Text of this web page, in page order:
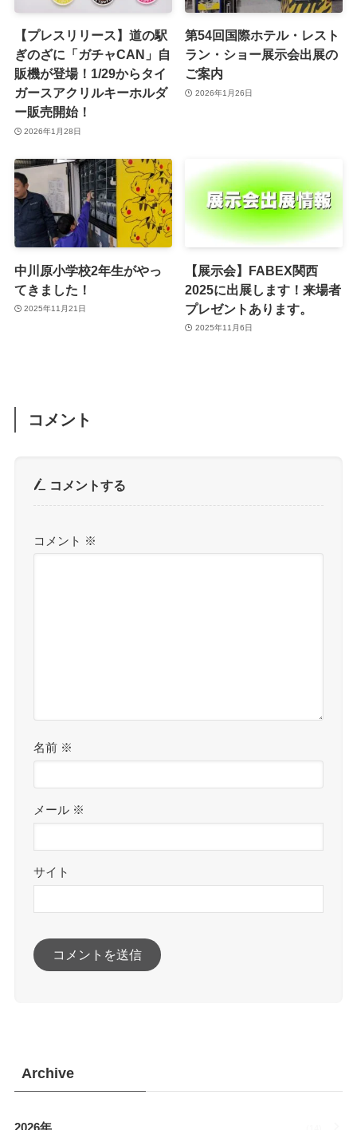
【プレスリリース】道の駅
ぎのざに「ガチャCAN」自
販機が登場！1/29からタイ
ガースアクリルキーホルダ
ー販売開始！
2026年1月28日
第54回国際ホテル・レスト
ラン・ショー展示会出展の
ご案内
2026年1月26日
中川原小学校2年生がやっ
てきました！
2025年11月21日
【展示会】FABEX関西
2025に出展します！来場者
プレゼントあります。
2025年11月6日
コメント
コメントする
コメント ※
名前 ※
メール ※
サイト
Archive
2026年